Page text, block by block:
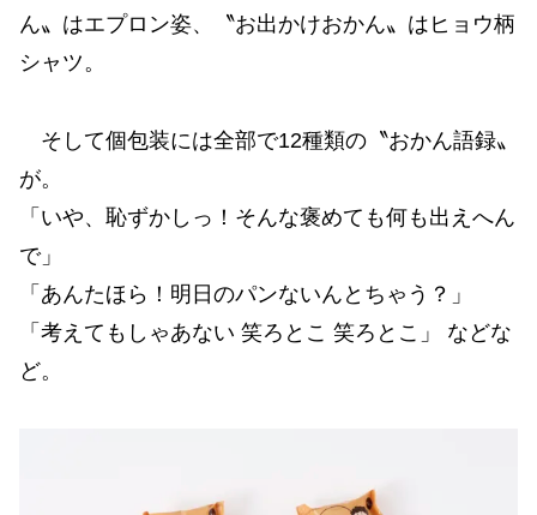
ん〟はエプロン姿、〝お出かけおかん〟はヒョウ柄
シャツ。
そして個包装には全部で12種類の〝おかん語録〟
が。
「いや、恥ずかしっ！そんな褒めても何も出えへん
で」
「あんたほら！明日のパンないんとちゃう？」
「考えてもしゃあない 笑ろとこ 笑ろとこ」 などな
ど。